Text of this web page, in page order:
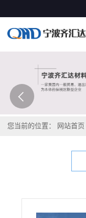
您当前的位置： 网站首页